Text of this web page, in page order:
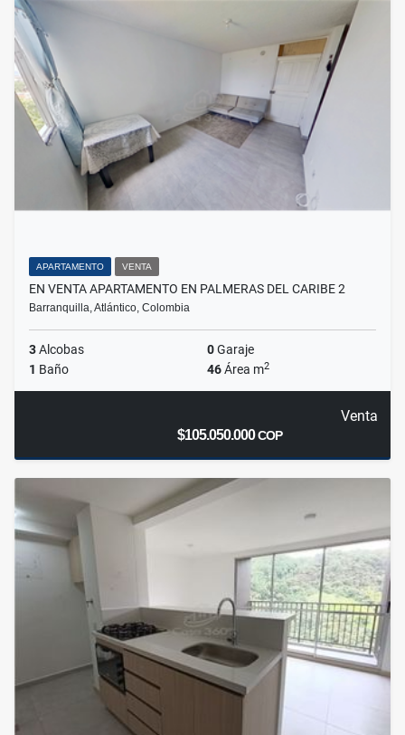
APARTAMENTO VENTA
EN VENTA APARTAMENTO EN PALMERAS DEL CARIBE 2
Barranquilla, Atlántico, Colombia
3Alcobas 0Garaje
1 Baño 46Área m2
Venta
$105.050.000COP